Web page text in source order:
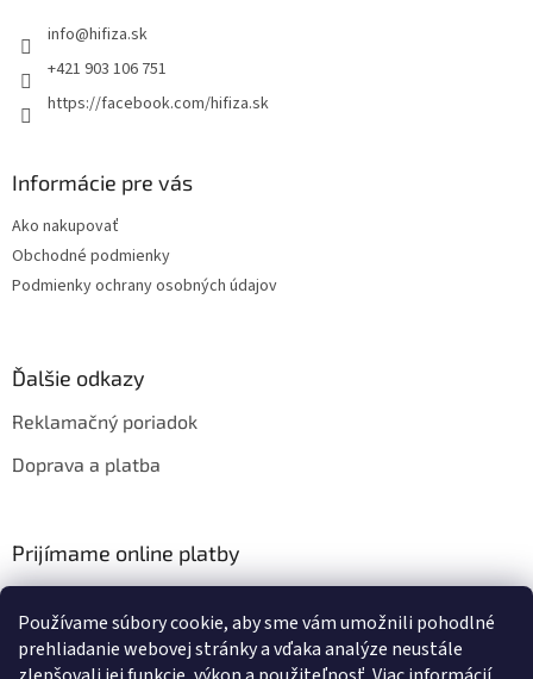
Používame súbory cookie, aby sme vám umožnili pohodlné
prehliadanie webovej stránky a vďaka analýze neustále
info@hifiza.sk
+421 903 106 751
https://facebook.com/hifiza.sk
Informácie pre vás
Ako nakupovať
Obchodné podmienky
Podmienky ochrany osobných údajov
Ďalšie odkazy
Reklamačný poriadok
Doprava a platba
Prijímame online platby